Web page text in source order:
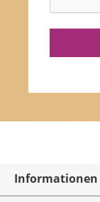
Informationen